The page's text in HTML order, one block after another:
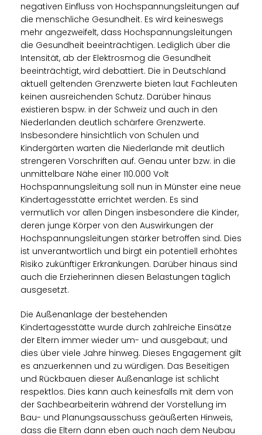
negativen Einfluss von Hochspannungsleitungen auf
die menschliche Gesundheit. Es wird keineswegs
mehr angezweifelt, dass Hochspannungsleitungen
die Gesundheit beeinträchtigen. Lediglich über die
Intensität, ab der Elektrosmog die Gesundheit
beeinträchtigt, wird debattiert. Die in Deutschland
aktuell geltenden Grenzwerte bieten laut Fachleuten
keinen ausreichenden Schutz. Darüber hinaus
existieren bspw. in der Schweiz und auch in den
Niederlanden deutlich schärfere Grenzwerte.
Insbesondere hinsichtlich von Schulen und
Kindergärten warten die Niederlande mit deutlich
strengeren Vorschriften auf. Genau unter bzw. in die
unmittelbare Nähe einer 110.000 Volt
Hochspannungsleitung soll nun in Münster eine neue
Kindertagesstätte errichtet werden. Es sind
vermutlich vor allen Dingen insbesondere die Kinder,
deren junge Körper von den Auswirkungen der
Hochspannungsleitungen stärker betroffen sind. Dies
ist unverantwortlich und birgt ein potentiell erhöhtes
Risiko zukünftiger Erkrankungen. Darüber hinaus sind
auch die Erzieherinnen diesen Belastungen täglich
ausgesetzt.
Die Außenanlage der bestehenden
Kindertagesstätte wurde durch zahlreiche Einsätze
der Eltern immer wieder um- und ausgebaut; und
dies über viele Jahre hinweg. Dieses Engagement gilt
es anzuerkennen und zu würdigen. Das Beseitigen
und Rückbauen dieser Außenanlage ist schlicht
respektlos. Dies kann auch keinesfalls mit dem von
der Sachbearbeiterin während der Vorstellung im
Bau- und Planungsausschuss geäußerten Hinweis,
dass die Eltern dann eben auch nach dem Neubau